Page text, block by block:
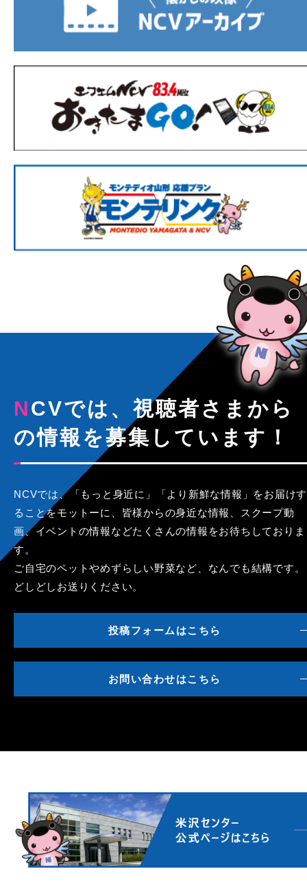
NCVでは、視聴者さまから
の情報を募集しています！
NCVでは、「もっと身近に」「より新鮮な情報」をお届けす
ることをモットーに、皆様からの身近な情報、スクープ動
画、イベントの情報などたくさんの情報をお待ちしておりま
す。
ご自宅のペットやめずらしい野菜など、なんでも結構です。
どしどしお送りください。
投稿フォームはこちら
お問い合わせはこちら